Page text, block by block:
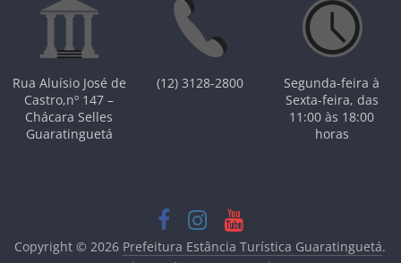
Rua Aluísio José de
Castro,nº 147 –
Chácara Selles
Guaratinguetá
(12) 3128-2800
Segunda-feira à
Sexta-feira, das
11:00 às 18:00
horas
Copyright © 2026 Prefeitura Estância Turística Guaratinguetá.